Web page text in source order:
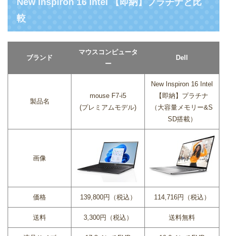
New Inspiron 16 Intel 【即納】プラチナと比
較
ブランド
マウスコンピュータ
ー
Dell
製品名
mouse F7-i5
(プレミアムモデル)
New Inspiron 16 Intel
【即納】プラチナ
（大容量メモリー&S
SD搭載）
画像
価格 139,800円（税込） 114,716円（税込）
送料 3,300円（税込） 送料無料